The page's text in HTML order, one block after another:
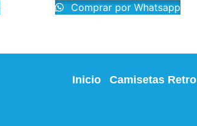
Comprar por Whatsapp
Inicio Camisetas Retro